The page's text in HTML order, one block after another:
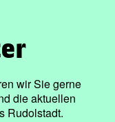
wir Sie gerne
die aktuellen
Rudolstadt.